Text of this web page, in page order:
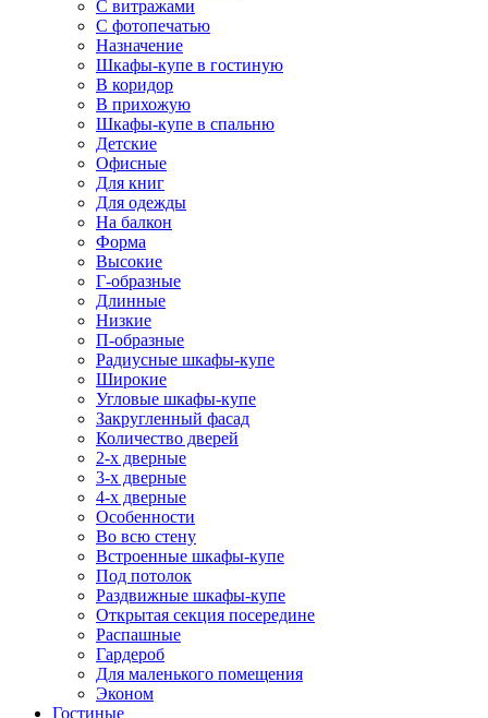
С витражами
С фотопечатью
Назначение
Шкафы-купе в гостиную
В коридор
В прихожую
Шкафы-купе в спальню
Детские
Офисные
Для книг
Для одежды
На балкон
Форма
Высокие
Г-образные
Длинные
Низкие
П-образные
Радиусные шкафы-купе
Широкие
Угловые шкафы-купе
Закругленный фасад
Количество дверей
2-х дверные
3-х дверные
4-х дверные
Особенности
Во всю стену
Встроенные шкафы-купе
Под потолок
Раздвижные шкафы-купе
Открытая секция посередине
Распашные
Гардероб
Для маленького помещения
Эконом
Гостиные